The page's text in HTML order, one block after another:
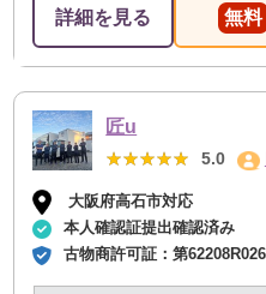
詳細を見る 無料
匠u
★★★★★
★★★★★ 5.0
大阪府高石市対応
本人確認証提出確認済み
古物商許可証：第